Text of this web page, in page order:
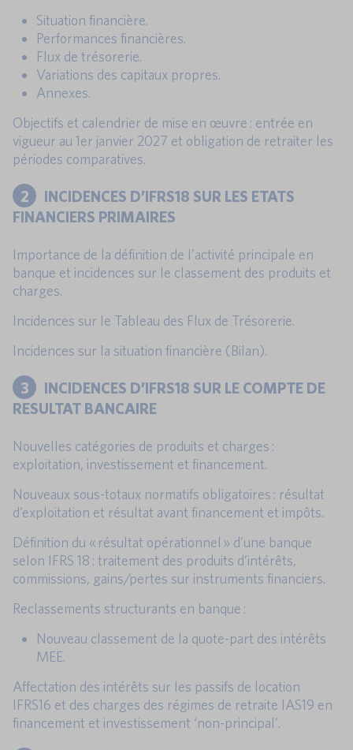
Situation financière.
Performances financières.
Flux de trésorerie.
Variations des capitaux propres.
Annexes.
Objectifs et calendrier de mise en œuvre : entrée en
vigueur au 1er janvier 2027 et obligation de retraiter les
périodes comparatives.
2
INCIDENCES D’IFRS18 SUR LES ETATS
FINANCIERS PRIMAIRES
Importance de la définition de l’activité principale en
banque et incidences sur le classement des produits et
charges.
Incidences sur le Tableau des Flux de Trésorerie.
Incidences sur la situation financière (Bilan).
3
INCIDENCES D’IFRS18 SUR LE COMPTE DE
RESULTAT BANCAIRE
Nouvelles catégories de produits et charges :
exploitation, investissement et financement.
Nouveaux sous-totaux normatifs obligatoires : résultat
d’exploitation et résultat avant financement et impôts.
Définition du « résultat opérationnel » d’une banque
selon IFRS 18 : traitement des produits d’intérêts,
commissions, gains/pertes sur instruments financiers.
Reclassements structurants en banque :
Nouveau classement de la quote-part des intérêts
MEE.
Affectation des intérêts sur les passifs de location
IFRS16 et des charges des régimes de retraite IAS19 en
financement et investissement ‘non-principal’.